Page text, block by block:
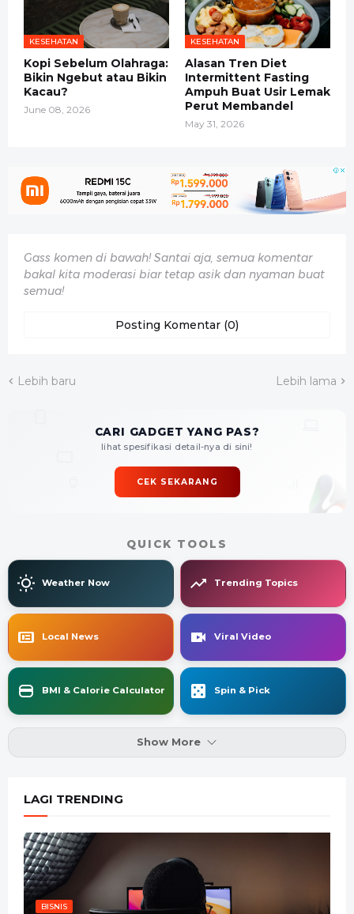
KESEHATAN
Kopi Sebelum Olahraga:
Bikin Ngebut atau Bikin
Kacau?
June 08, 2026
KESEHATAN
Alasan Tren Diet
Intermittent Fasting
Ampuh Buat Usir Lemak
Perut Membandel
May 31, 2026
Gass komen di bawah! Santai aja, semua komentar
bakal kita moderasi biar tetap asik dan nyaman buat
semua!
Posting Komentar (0)
Lebih baru Lebih lama
CARI GADGET YANG PAS?
lihat spesifikasi detail-nya di sini!
CEK SEKARANG
QUICK TOOLS
Weather Now Trending Topics
Local News Viral Video
BMI & Calorie Calculator Spin & Pick
Show More
LAGI TRENDING
BISNIS